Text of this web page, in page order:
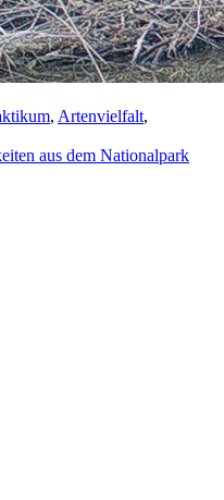
, Artenvielfalt,
aus dem Nationalpark